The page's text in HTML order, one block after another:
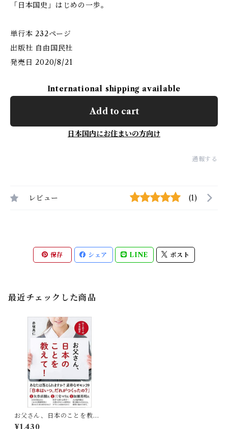
「日本国史」はじめの一歩。
単行本 232ページ
出版社 自由国民社
発売日 2020/8/21
International shipping available
Add to cart
日本国内にお住まいの方向け
通報する
レビュー (1)
保存 シェア LINE ポスト
最近チェックした商品
お父さん、日本のことを教え
て! ──はじめての日本国史
¥1,430